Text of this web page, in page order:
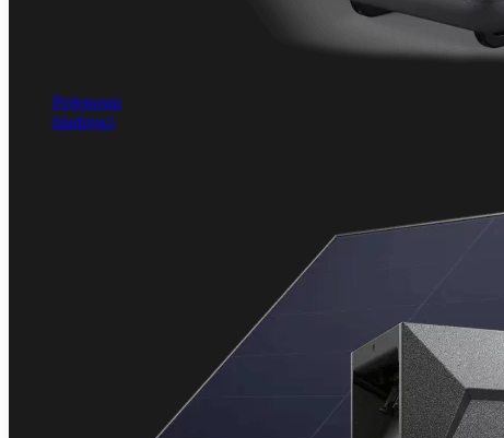
Prijenosni
hladnjaci